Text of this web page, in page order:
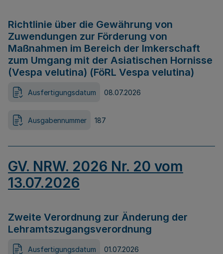
Richtlinie über die Gewährung von
Zuwendungen zur Förderung von
Maßnahmen im Bereich der Imkerschaft
zum Umgang mit der Asiatischen Hornisse
(Vespa velutina) (FöRL Vespa velutina)
Ausfertigungsdatum 08.07.2026
Ausgabennummer 187
GV. NRW. 2026 Nr. 20 vom
13.07.2026
Zweite Verordnung zur Änderung der
Lehramtszugangsverordnung
Ausfertigungsdatum 01.07.2026